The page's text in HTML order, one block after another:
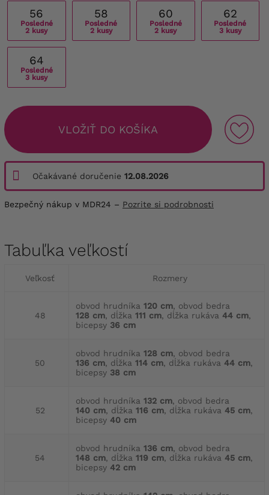
56
Posledné
2 kusy
58
Posledné
2 kusy
60
Posledné
2 kusy
62
Posledné
3 kusy
64
Posledné
3 kusy
VLOŽIŤ DO KOŠÍKA
Očakávané doručenie 12.08.2026
Bezpečný nákup v MDR24 – Pozrite si podrobnosti
Tabuľka veľkostí
Veľkosť Rozmery
48
obvod hrudníka 120 cm, obvod bedra
128 cm, dĺžka 111 cm, dĺžka rukáva 44 cm,
bicepsy 36 cm
50
obvod hrudníka 128 cm, obvod bedra
136 cm, dĺžka 114 cm, dĺžka rukáva 44 cm,
bicepsy 38 cm
52
obvod hrudníka 132 cm, obvod bedra
140 cm, dĺžka 116 cm, dĺžka rukáva 45 cm,
bicepsy 40 cm
54
obvod hrudníka 136 cm, obvod bedra
148 cm, dĺžka 119 cm, dĺžka rukáva 45 cm,
bicepsy 42 cm